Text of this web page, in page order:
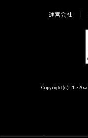
運営会社
Copyright(c) The